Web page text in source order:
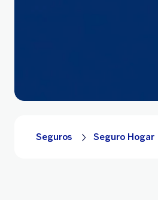
Seguros Seguro Hogar